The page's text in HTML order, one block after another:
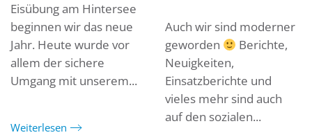
Eisübung am Hintersee
beginnen wir das neue
Jahr. Heute wurde vor
allem der sichere
Umgang mit unserem...
Weiterlesen
Auch wir sind moderner
geworden
Berichte,
Neuigkeiten,
Einsatzberichte und
vieles mehr sind auch
auf den sozialen...